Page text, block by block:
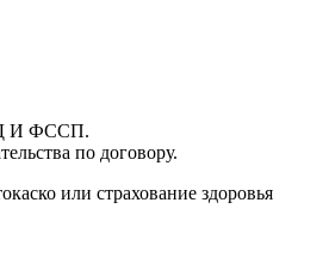
И ФССП.
по договору.
или страхование здоровья